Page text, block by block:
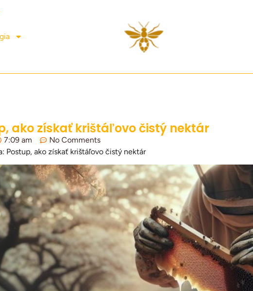
ako získať krištáľovo čistý nektár
7:09 am
No Comments
Postup, ako získať krištáľovo čistý nektár